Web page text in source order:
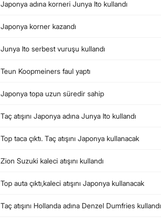
Japonya adına korneri Junya Ito kullandı
Japonya korner kazandı
Junya Ito serbest vuruşu kullandı
Teun Koopmeiners faul yaptı
Japonya topa uzun süredir sahip
Taç atışını Japonya adına Junya Ito kullandı
Top taca çıktı. Taç atışını Japonya kullanacak
Zion Suzuki kaleci atışını kullandı
Top auta çıktı,kaleci atışını Japonya kullanacak
Taç atışını Hollanda adına Denzel Dumfries kullandı